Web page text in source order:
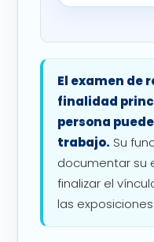
El examen de
finalidad
persona
trabajo. Su
documentar su
finalizar el
las